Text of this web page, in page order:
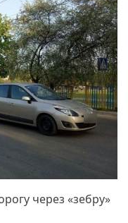
через «зебру»